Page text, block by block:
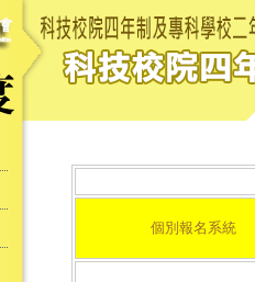
個別報名系統